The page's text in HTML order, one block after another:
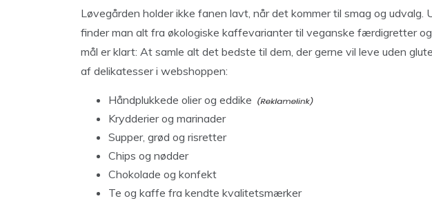
Løvegården holder ikke fanen lavt, når det kommer til smag og udvalg.
finder man alt fra økologiske kaffevarianter til veganske færdigretter
mål er klart: At samle alt det bedste til dem, der gerne vil leve uden
af delikatesser i webshoppen:
Håndplukkede olier og eddike
Krydderier og marinader
Supper, grød og risretter
Chips og nødder
Chokolade og konfekt
Te og kaffe fra kendte kvalitetsmærker